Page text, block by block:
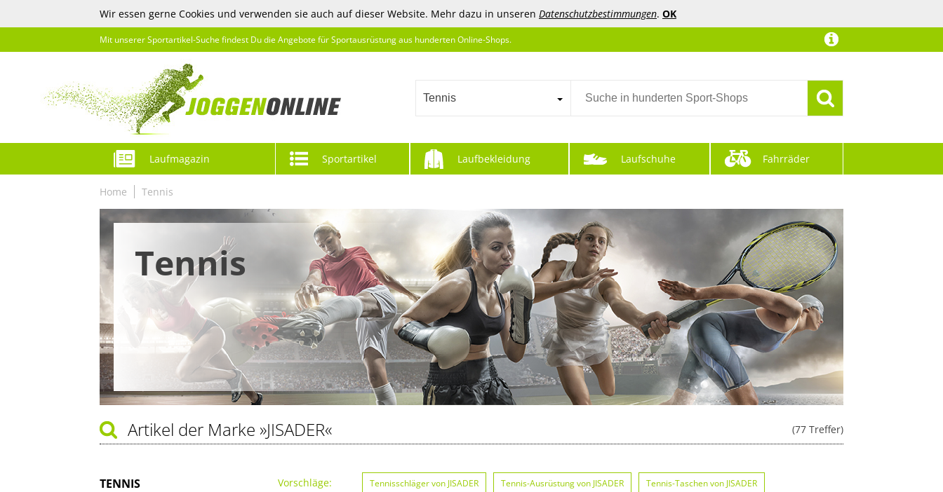
Wir essen gerne Cookies und verwenden sie auch auf dieser Website. Mehr dazu in unseren Datenschutzbestimmungen. OK
Mit unserer Sportartikel-Suche findest Du die Angebote für Sportausrüstung aus hunderten Online-Shops.
Tennis
Laufmagazin Sportartikel Laufbekleidung Laufschuhe Fahrräder
Home Tennis
Tennis
(77 Treffer)
Artikel der Marke »JISADER«
TENNIS
Vorschläge: Tennisschläger von JISADER Tennis-Ausrüstung von JISADER Tennis-Taschen von JISADER